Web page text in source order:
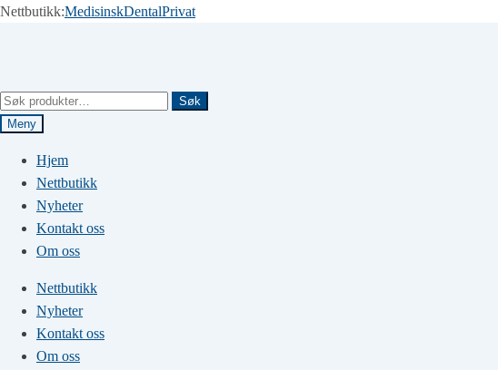
Nettbutikk:MedisinskDentalPrivat
Søk
etter:
Søk
Meny
Hjem
Nettbutikk
Nyheter
Kontakt oss
Om oss
Nettbutikk
Nyheter
Kontakt oss
Om oss